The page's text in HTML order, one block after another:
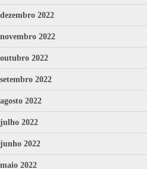
dezembro 2022
novembro 2022
outubro 2022
setembro 2022
agosto 2022
julho 2022
junho 2022
maio 2022